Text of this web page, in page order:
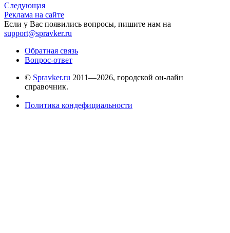
Следующая
Реклама на сайте
Если у Вас появились вопросы, пишите нам на
support@spravker.ru
Обратная связь
Вопрос-ответ
© Spravker.ru 2011—2026, городской он-лайн
справочник.
Политика кондефициальности